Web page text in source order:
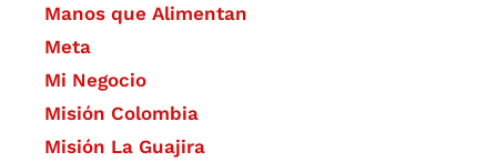
Manos que Alimentan
Meta
Mi Negocio
Misión Colombia
Misión La Guajira